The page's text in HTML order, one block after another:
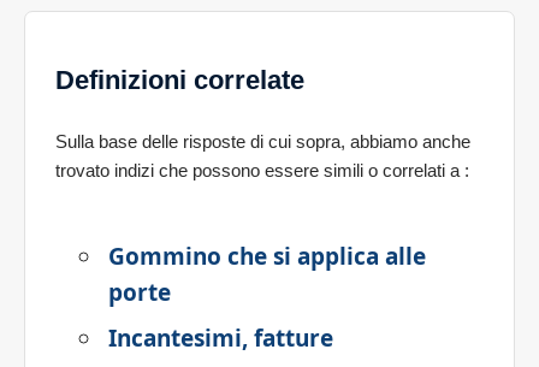
Definizioni correlate
Sulla base delle risposte di cui sopra, abbiamo anche
trovato indizi che possono essere simili o correlati a :
Gommino che si applica alle
porte
Incantesimi, fatture